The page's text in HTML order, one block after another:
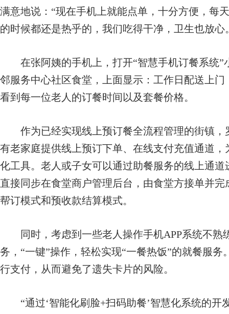
满意地说：“现在手机上就能点单，十分方便，每
的时候都还是热乎的，我们吃得干净，卫生也放心
在张阿姨的手机上，打开“智慧手机订餐系统”
邻服务中心社区食堂，上面显示：工作日配送上
看到每一位老人的订餐时间以及套餐价格。
作为已经实现线上预订餐全流程管理的街镇，
有老家庭提供线上预订下单、在线支付充值通道
化工具。老人或子女可以通过助餐服务的线上通
直接同步在食堂商户管理后台，由食堂方接单并
帮订模式和预收款结算模式。
同时，考虑到一些老人操作手机APP系统不熟
务，“一键”操作，轻松实现“一餐热饭”的就餐服
行支付，从而避免了遗失卡片的风险。
“通过‘智能化刷脸+扫码助餐’智慧化系统的开